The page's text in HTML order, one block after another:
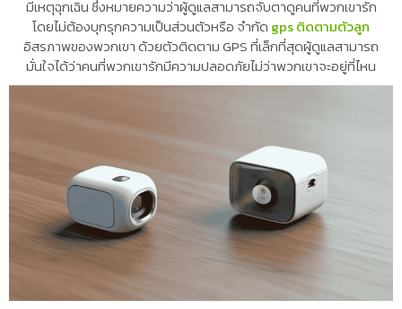
มีเหตุฉุกเฉิน ซึ่งหมายความว่าผู้ดูแลสามารถจับตาดูคนที่พวกเขารัก
โดยไม่ต้องบุกรุกความเป็นส่วนตัวหรือ จำกัด gps ติดตามตัวลูก
อิสรภาพของพวกเขา ด้วยตัวติดตาม GPS ที่เล็กที่สุดผู้ดูแลสามารถ
มั่นใจได้ว่าคนที่พวกเขารักมีความปลอดภัยไม่ว่าพวกเขาจะอยู่ที่ไหน